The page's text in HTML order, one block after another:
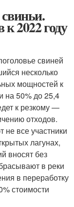
2022 году
свиней
несколько
мощностей к
на 50% до 25,4
к резкому —
отходов.
не все участники
лагунах,
вносят без
в реки
в переработку
стоимости